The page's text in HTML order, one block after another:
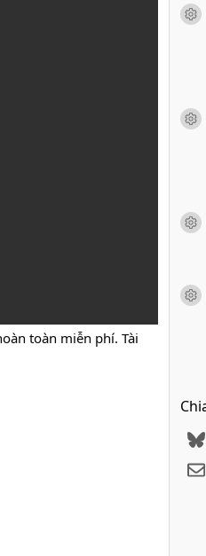
toàn miễn phí. Tài